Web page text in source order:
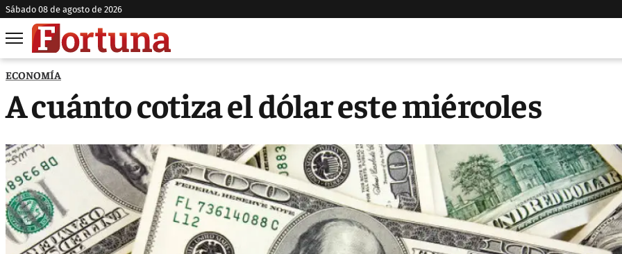
sábado 08 de agosto de 2026
ECONOMÍA
A cuánto cotiza el dólar este miércoles